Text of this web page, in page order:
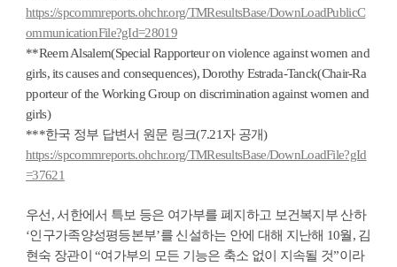
https://spcommreports.ohchr.org/TMResultsBase/DownLoadPublicC
ommunicationFile?gId=28019
**Reem Alsalem(Special Rapporteur on violence against women and
girls, its causes and consequences), Dorothy Estrada-Tanck(Chair-Ra
pporteur of the Working Group on discrimination against women and
girls)
***한국 정부 답변서 원문 링크(7.21자 공개)
https://spcommreports.ohchr.org/TMResultsBase/DownLoadFile?gId
=37621
우선, 서한에서 특보 등은 여가부를 폐지하고 보건복지부 산하
‘인구가족양성평등본부’를 신설하는 안에 대해 지난해 10월, 김
현숙 장관이 “여가부의 모든 기능은 축소 없이 지속될 것”이라